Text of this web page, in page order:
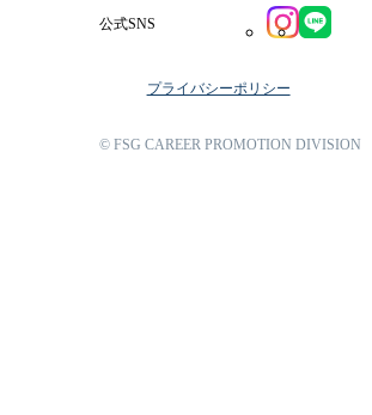
公式SNS
プライバシーポリシー
© FSG CAREER PROMOTION DIVISION